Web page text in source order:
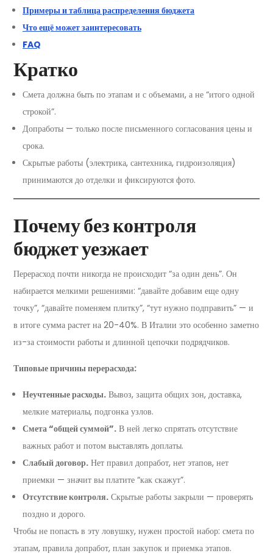
Примеры и таблица распределения бюджета
Что ещё может заинтересовать
FAQ
Кратко
Смета должна быть по этапам и с объемами, а не “итого одной
строкой”.
Допработы — только после письменного согласования цены и
срока.
Скрытые работы (электрика, сантехника, гидроизоляция)
принимаются до отделки и фиксируются фото.
Почему без контроля
бюджет уезжает
Перерасход почти никогда не происходит “за один день”. Он
набирается мелкими решениями: “давайте добавим еще одну
точку”, “давайте поменяем плитку”, “тут нужно подправить” — и
в итоге сумма растет на 20-40%. В Италии это особенно заметно
из-за стоимости работы и длинной цепочки подрядчиков.
Типовые причины перерасхода:
Неучтенные расходы. Вывоз, защита общих зон, доставка,
мелкие материалы, подгонка узлов.
Смета “общей суммой”. В ней легко спрятать отсутствие
важных работ и потом выставлять доплаты.
Слабый договор. Нет правил допработ, нет этапов, нет
приемки — значит вы платите “как скажут”.
Отсутствие контроля. Скрытые работы закрыли — проверять
поздно и дорого.
Чтобы не попасть в эту ловушку, нужен простой набор: смета по
этапам, правила допработ, план закупок и приемка этапов.